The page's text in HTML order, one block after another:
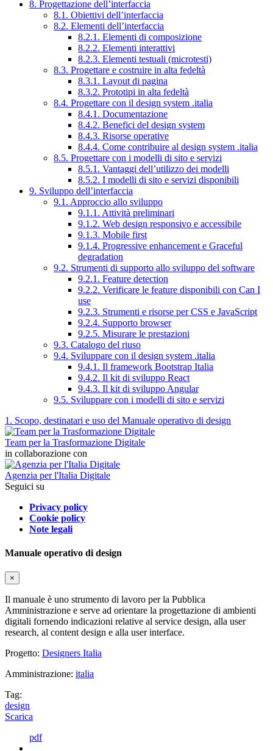
8. Progettazione dell’interfaccia
8.1. Obiettivi dell’interfaccia
8.2. Elementi dell’interfaccia
8.2.1. Elementi di composizione
8.2.2. Elementi interattivi
8.2.3. Elementi testuali (microtesti)
8.3. Progettare e costruire in alta fedeltà
8.3.1. Layout di pagina
8.3.2. Prototipi in alta fedeltà
8.4. Progettare con il design system .italia
8.4.1. Documentazione
8.4.2. Benefici del design system
8.4.3. Risorse operative
8.4.4. Come contribuire al design system .italia
8.5. Progettare con i modelli di sito e servizi
8.5.1. Vantaggi dell’utilizzo dei modelli
8.5.2. I modelli di sito e servizi disponibili
9. Sviluppo dell’interfaccia
9.1. Approccio allo sviluppo
9.1.1. Attività preliminari
9.1.2. Web design responsivo e accessibile
9.1.3. Mobile first
9.1.4. Progressive enhancement e Graceful
degradation
9.2. Strumenti di supporto allo sviluppo del software
9.2.1. Feature detection
9.2.2. Verificare le feature disponibili con Can I
use
9.2.3. Strumenti e risorse per CSS e JavaScript
9.2.4. Supporto browser
9.2.5. Misurare le prestazioni
9.3. Catalogo del riuso
9.4. Sviluppare con il design system .italia
9.4.1. Il framework Bootstrap Italia
9.4.2. Il kit di sviluppo React
9.4.3. Il kit di sviluppo Angular
9.5. Sviluppare con i modelli di sito e servizi
1. Scopo, destinatari e uso del Manuale operativo di design
Team per la Trasformazione Digitale
in collaborazione con
Agenzia per l'Italia Digitale
Seguici su
Privacy policy
Cookie policy
Note legali
Manuale operativo di design
×
Il manuale è uno strumento di lavoro per la Pubblica
Amministrazione e serve ad orientare la progettazione di ambienti
digitali fornendo indicazioni relative al service design, alla user
research, al content design e alla user interface.
Progetto: Designers Italia
Amministrazione: italia
Tag:
design
Scarica
pdf